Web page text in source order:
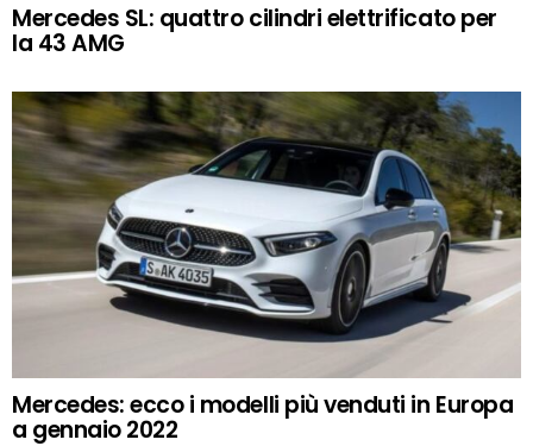
Mercedes SL: quattro cilindri elettrificato per
la 43 AMG
Mercedes: ecco i modelli più venduti in Europa
a gennaio 2022